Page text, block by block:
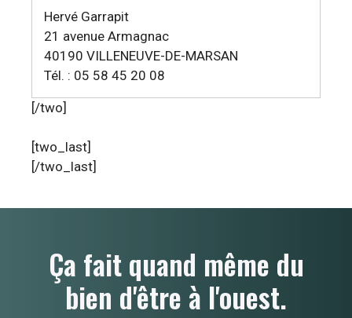
Hervé Garrapit
21 avenue Armagnac
40190 VILLENEUVE-DE-MARSAN
Tél. : 05 58 45 20 08
[/two]
[two_last]
[/two_last]
Ça fait quand même du
bien d'être à l'ouest.